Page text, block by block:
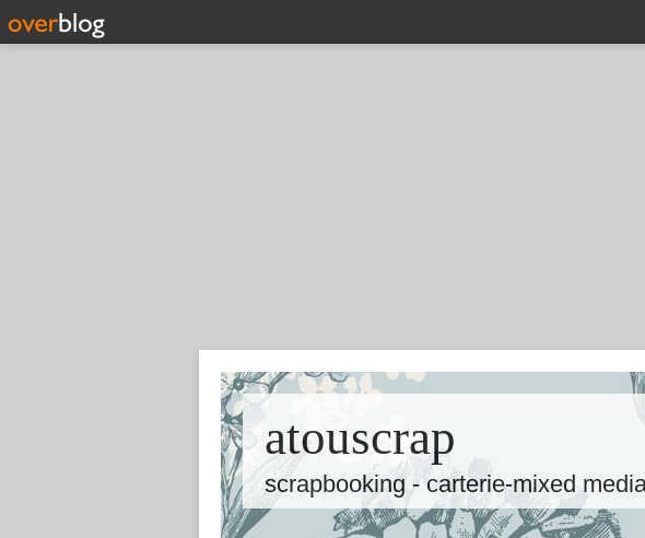
atouscrap
scrapbooking - carterie-mixed